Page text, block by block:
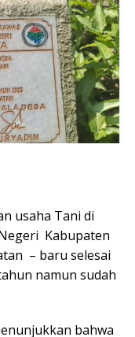
usaha Tani di
Kabupaten
– baru selesai
namun sudah
bahwa